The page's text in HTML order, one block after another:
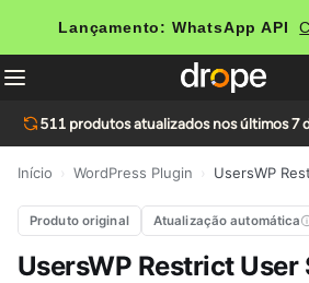
Lançamento: WhatsApp API
511 produtos atualizados nos últimos 7
Início WordPress Plugin UsersWP
Produto original Atualização automática
UsersWP Restrict User